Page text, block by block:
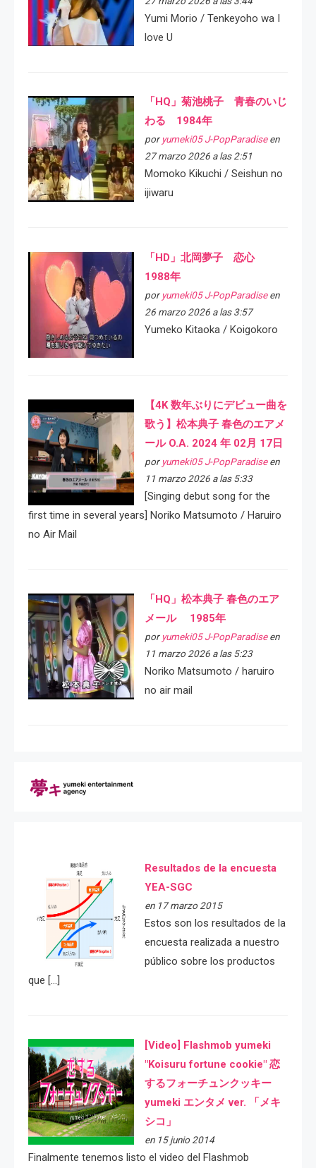
Yumi Morio / Tenkeyoho wa I
love U
「HQ」菊池桃子 青春のいじ
わる 1984年
por yumeki05 J-PopParadiseen
27 marzo 2026 a las 2:51
Momoko Kikuchi / Seishun no
ijiwaru
「HD」北岡夢子 恋心
1988年
por yumeki05 J-PopParadiseen
26 marzo 2026 a las 3:57
Yumeko Kitaoka / Koigokoro
【4K 数年ぶりにデビュー曲を
歌う】松本典子 春色のエアメ
ール O.A. 2024 年 02月 17日
por yumeki05 J-PopParadiseen
11 marzo 2026 a las 5:33
[Singing debut song for the
first time in several years] Noriko Matsumoto / Haruiro
no Air Mail
「HQ」松本典子 春色のエア
メール 1985年
por yumeki05 J-PopParadiseen
11 marzo 2026 a las 5:23
Noriko Matsumoto / haruiro
no air mail
Resultados de la encuesta
YEA-SGC
en 17 marzo 2015
Estos son los resultados de la
encuesta realizada a nuestro
público sobre los productos
que […]
[Video] Flashmob yumeki
"Koisuru fortune cookie" 恋
するフォーチュンクッキー
yumeki エンタメ ver. 「メキ
シコ」
en 15 junio 2014
Finalmente tenemos listo el video del Flashmob